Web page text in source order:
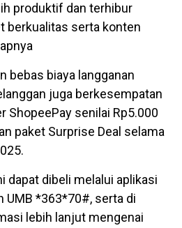
produktif dan terhibur
berkualitas serta konten
bebas biaya langganan
juga berkesempatan
ShopeePay senilai Rp5.000
paket Surprise Deal selama
dapat dibeli melalui aplikasi
UMB *363*70#, serta di
lebih lanjut mengenai